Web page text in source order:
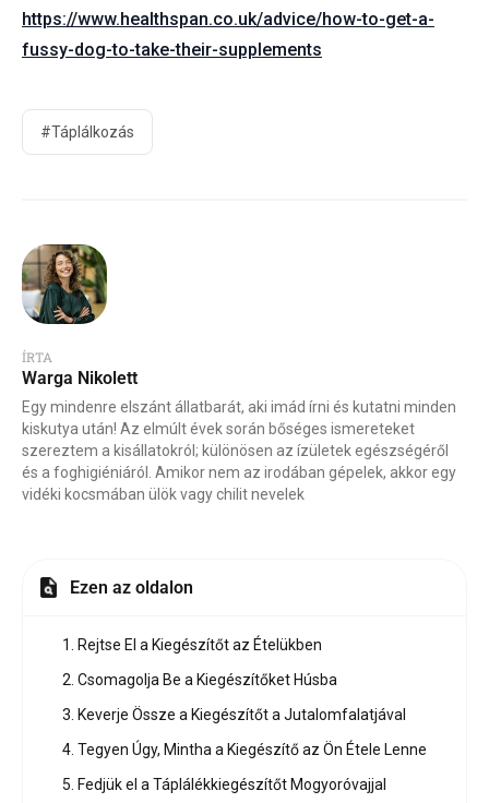
https://www.healthspan.co.uk/advice/how-to-get-a-
fussy-dog-to-take-their-supplements
#Táplálkozás
ÍRTA
Warga Nikolett
Egy mindenre elszánt állatbarát, aki imád írni és kutatni minden
kiskutya után! Az elmúlt évek során bőséges ismereteket
szereztem a kisállatokról; különösen az ízületek egészségéről
és a foghigiéniáról. Amikor nem az irodában gépelek, akkor egy
vidéki kocsmában ülök vagy chilit nevelek
Ezen az oldalon
1. Rejtse El a Kiegészítőt az Ételükben
2. Csomagolja Be a Kiegészítőket Húsba
3. Keverje Össze a Kiegészítőt a Jutalomfalatjával
4. Tegyen Úgy, Mintha a Kiegészítő az Ön Étele Lenne
5. Fedjük el a Táplálékkiegészítőt Mogyoróvajjal